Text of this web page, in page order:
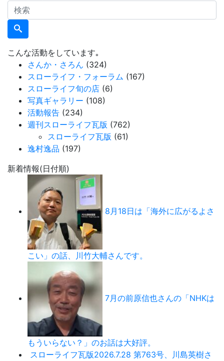
検
索
こんな活動をしています｡
さんか・さろん (324)
スローライフ・フォーラム (167)
スローライフ旬の店 (6)
写真ギャラリー (108)
活動報告 (234)
週刊スローライフ瓦版 (762)
スローライフ瓦版 (61)
逸村逸品 (197)
新着情報(日付順)
8月18日は「海外に広がるよさ
こい」の話、川竹大輔さんです。
7月の前原信也さんの「NHKは
もういらない？」のお話は大好評。
スローライフ瓦版2026.7.28 第763号、川島英樹さ